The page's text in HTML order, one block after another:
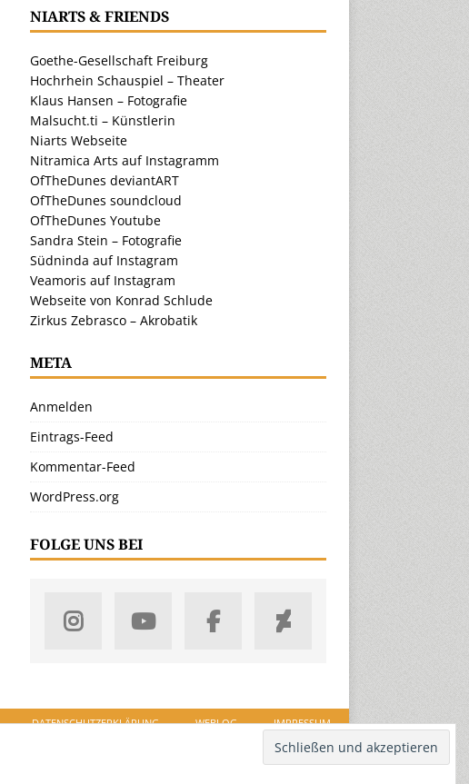
NIARTS & FRIENDS
Goethe-Gesellschaft Freiburg
Hochrhein Schauspiel – Theater
Klaus Hansen – Fotografie
Malsucht.ti – Künstlerin
Niarts Webseite
Nitramica Arts auf Instagramm
OfTheDunes deviantART
OfTheDunes soundcloud
OfTheDunes Youtube
Sandra Stein – Fotografie
Südninda auf Instagram
Veamoris auf Instagram
Webseite von Konrad Schlude
Zirkus Zebrasco – Akrobatik
META
Anmelden
Eintrags-Feed
Kommentar-Feed
WordPress.org
FOLGE UNS BEI
DATENSCHUTZERKLÄRUNG WEBLOG IMPRESSUM